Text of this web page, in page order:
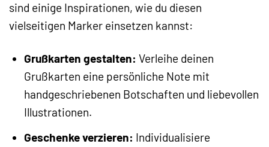
sind einige Inspirationen, wie du diesen
vielseitigen Marker einsetzen kannst:
Grußkarten gestalten: Verleihe deinen
Grußkarten eine persönliche Note mit
handgeschriebenen Botschaften und liebevollen
Illustrationen.
Geschenke verzieren: Individualisiere